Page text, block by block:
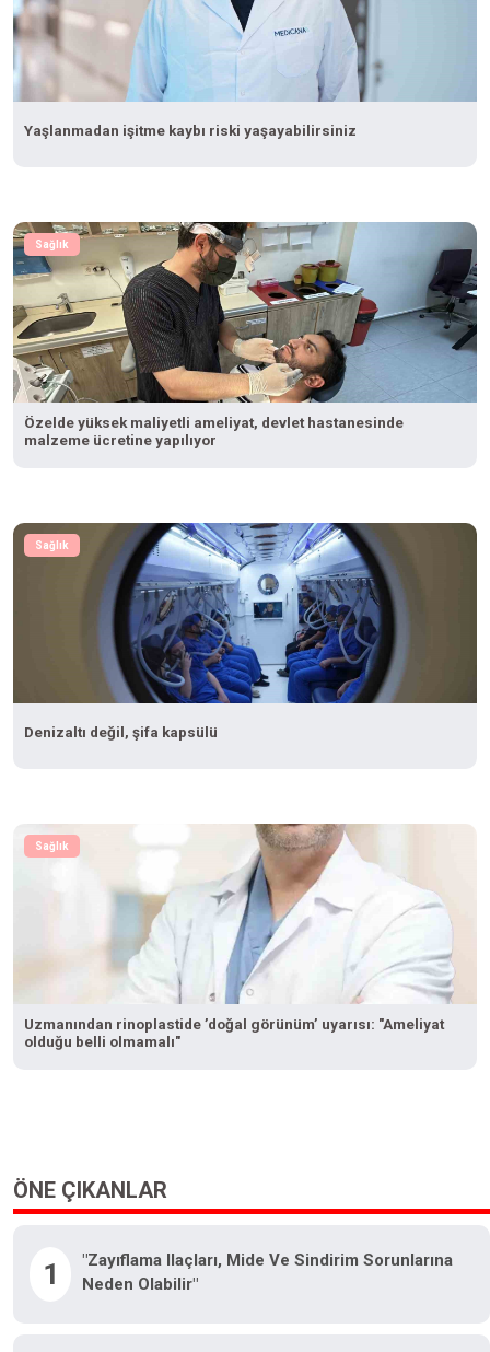
Yaşlanmadan işitme kaybı riski yaşayabilirsiniz
Sağlık
Özelde yüksek maliyetli ameliyat, devlet hastanesinde
malzeme ücretine yapılıyor
Sağlık
Denizaltı değil, şifa kapsülü
Sağlık
Uzmanından rinoplastide ’doğal görünüm’ uyarısı: "Ameliyat
olduğu belli olmamalı"
ÖNE ÇIKANLAR
1
"Zayıflama Ilaçları, Mide Ve Sindirim Sorunlarına
Neden Olabilir"